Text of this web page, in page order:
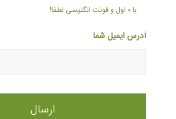
با ۰ اول و فونت انگلیسی لطفا!
آدرس ایمیل شما